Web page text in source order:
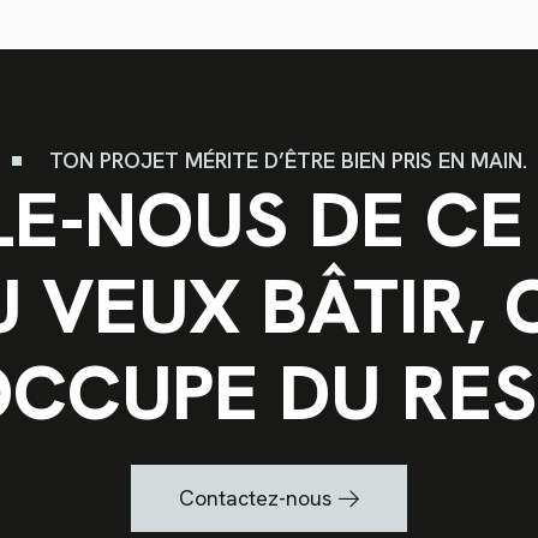
TON PROJET MÉRITE D’ÊTRE BIEN PRIS EN MAIN.
NOUS DE
VEUX BÂTIR,
DU
Contactez-nous